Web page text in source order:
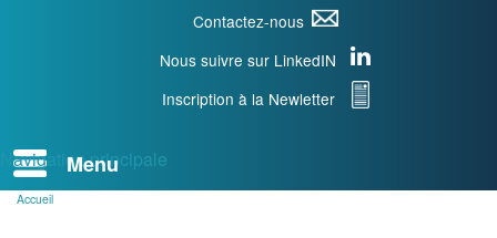
Contactez-nous
Nous suivre sur LinkedIN
Inscription à la Newletter
Navigation principale
Accueil